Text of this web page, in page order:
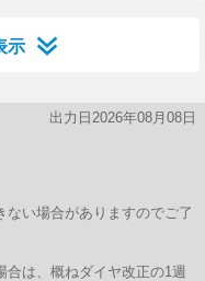
示
出力日2026年08月08日
い場合がありますのでご了
は、概ねダイヤ改正の1週